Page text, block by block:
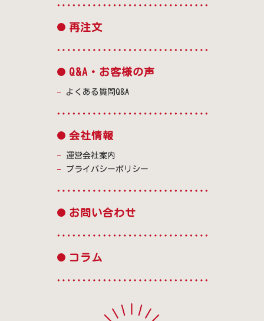
再注文
Q&A・お客様の声
よくある質問Q&A
会社情報
運営会社案内
プライバシーポリシー
お問い合わせ
コラム